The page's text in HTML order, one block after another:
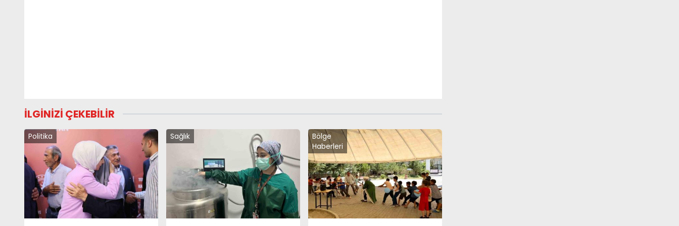
İLGİNİZİ ÇEKEBİLİR
Politika Sağlık
Bölge
Haberleri